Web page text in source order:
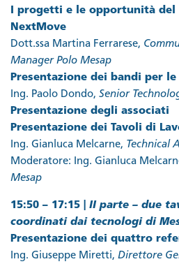
I progetti e le opportunità del
NextMove
Dott.ssa Martina Ferrarese,
Manager Polo Mesap
Presentazione dei bandi per
Ing. Paolo Dondo, Senior
Presentazione degli associati
Presentazione dei Tavoli di
Ing. Gianluca Melcarne, Technical
Moderatore: Ing. Gianluca
Mesap
15:50 – 17:15 | II parte – due
coordinati dai tecnologi di
Presentazione dei quattro
Ing. Giuseppe Miretti, Direttore